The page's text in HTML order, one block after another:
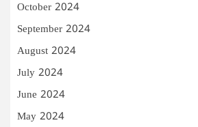
October 2024
September 2024
August 2024
July 2024
June 2024
May 2024